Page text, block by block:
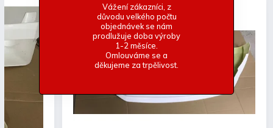
Vážení zákazníci, z
důvodu velkého počtu
objednávek se nám
prodlužuje doba výroby
1-2 měsíce.
Omlouváme se a
děkujeme za trpělivost.
Popis produktu není dostupný